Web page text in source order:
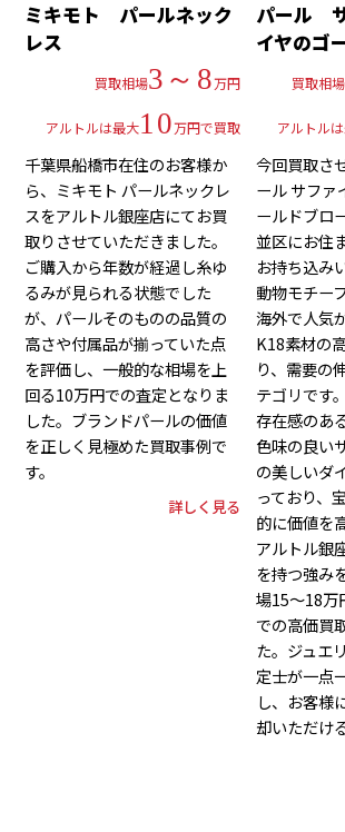
ミキモト パールネック
レス
買取相場3～8万円
アルトルは最大10万円で買取
千葉県船橋市在住のお客様か
ら、ミキモト パールネックレ
スをアルトル銀座店にてお買
取りさせていただきました。
ご購入から年数が経過し糸ゆ
るみが見られる状態でした
が、パールそのものの品質の
高さや付属品が揃っていた点
を評価し、一般的な相場を上
回る10万円での査定となりま
した。ブランドパールの価値
を正しく見極めた買取事例で
す。
詳しく見る
パール
イヤのゴ
買取相場
アルトル
今回買取さ
ール サファ
ールドブロ
並区にお住
お持ち込み
動物モチー
海外で人気
K18素材の
り、需要の
テゴリです
存在感のあ
色味の良い
の美しいダ
っており、
的に価値を
アルトル銀
を持つ強み
場15〜18万
での高価買
た。ジュエ
定士が一点
し、お客様
却いただけ